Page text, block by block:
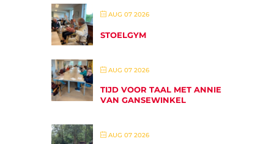
AUG 07 2026
STOELGYM
AUG 07 2026
TIJD VOOR TAAL MET ANNIE
VAN GANSEWINKEL
AUG 07 2026